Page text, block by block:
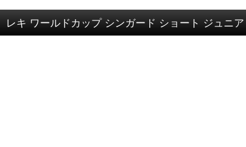
レキ ワールドカップ シンガード ショート ジュニ